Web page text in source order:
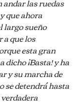
que ahora
largo sueño
a que los
esta gran
dicho ¡Basta! y ha
y su marcha de
se detendrá hasta